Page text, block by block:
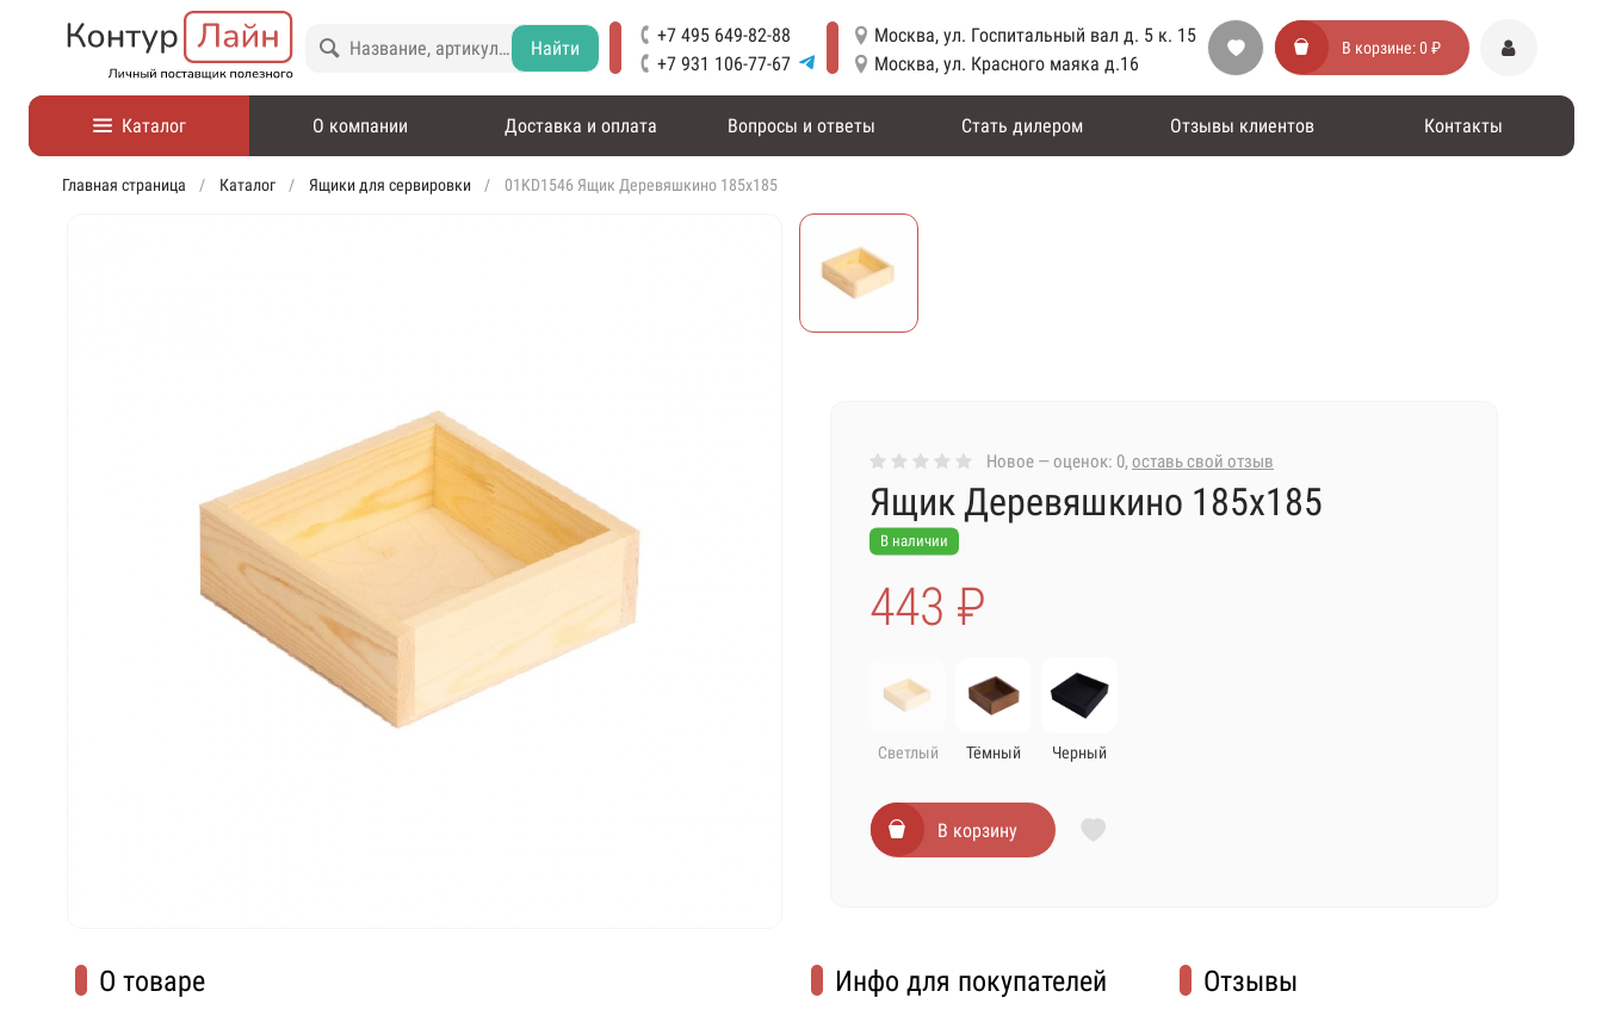
Найти
+7 495 649-82-88
+7 931 106-77-67
Москва, ул. Госпитальный вал д. 5 к. 15
Москва, ул. Красного маяка д.16
В корзине:0 ₽
Каталог О компании Доставка и оплата Вопросы и ответы Стать дилером Отзывы клиентов Контакты
Главная страница Каталог Ящики для сервировки 01KD1546 Ящик Деревяшкино 185х185
Новое — оценок: 0, оставь свой отзыв
Ящик Деревяшкино 185х185
В наличии
443 ₽
Светлый Тёмный Черный
В корзину
О товаре Инфо для покупателей Отзывы